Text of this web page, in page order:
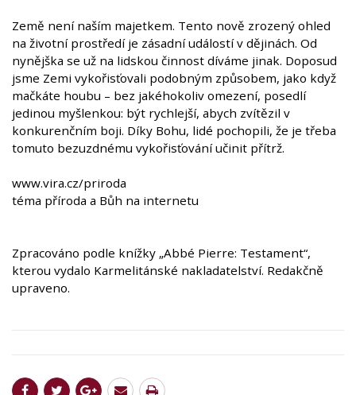
Země není naším majetkem. Tento nově zrozený ohled
na životní prostředí je zásadní událostí v dějinách. Od
nynějška se už na lidskou činnost díváme jinak. Doposud
jsme Zemi vykořisťovali podobným způsobem, jako když
mačkáte houbu – bez jakéhokoliv omezení, posedlí
jedinou myšlenkou: být rychlejší, abych zvítězil v
konkurenčním boji. Díky Bohu, lidé pochopili, že je třeba
tomuto bezuzdnému vykořisťování učinit přítrž.
www.vira.cz/priroda
téma příroda a Bůh na internetu
Zpracováno podle knížky „Abbé Pierre: Testament“,
kterou vydalo Karmelitánské nakladatelství. Redakčně
upraveno.